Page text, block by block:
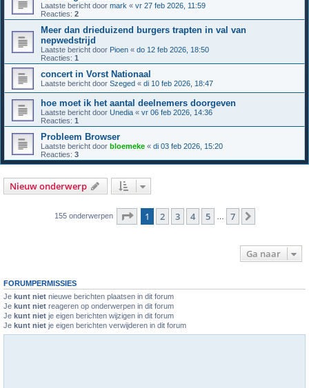
Laatste bericht door mark « vr 27 feb 2026, 11:59
Reacties: 2
Meer dan drieduizend burgers trapten in val van
nepwedstrijd
Laatste bericht door Pioen « do 12 feb 2026, 18:50
Reacties: 1
concert in Vorst Nationaal
Laatste bericht door Szeged « di 10 feb 2026, 18:47
hoe moet ik het aantal deelnemers doorgeven
Laatste bericht door Unedia « vr 06 feb 2026, 14:36
Reacties: 1
Probleem Browser
Laatste bericht door bloemeke « di 03 feb 2026, 15:20
Reacties: 3
Nieuw onderwerp
155 onderwerpen Pagina van 7
1 2 3 4 5 7
Ga naar
FORUMPERMISSIES
Je kunt niet nieuwe berichten plaatsen in dit forum
Je kunt niet reageren op onderwerpen in dit forum
Je kunt niet je eigen berichten wijzigen in dit forum
Je kunt niet je eigen berichten verwijderen in dit forum